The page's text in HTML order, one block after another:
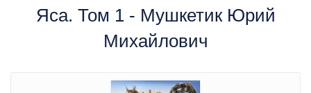
Яса. Том 1 - Мушкетик Юрий
Михайлович